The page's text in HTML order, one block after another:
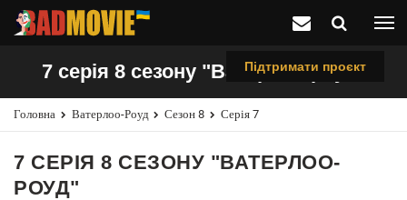
Підтримати проєкт
7 серія 8 сезону "Ватерлоо-роуд"
Головна Ватерлоо-Роуд Сезон 8 Серія 7
7 СЕРІЯ 8 СЕЗОНУ "ВАТЕРЛОО-
РОУД"